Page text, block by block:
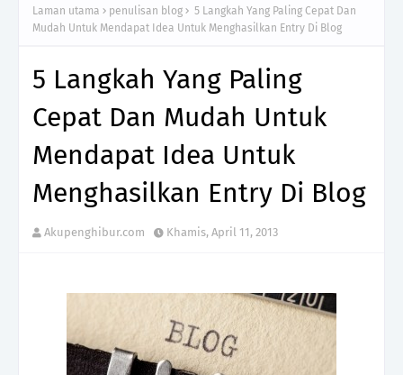
ingin menutup mulut manusia
Laman utama penulisan blog
5 Langkah Yang Paling Cepat Dan
Mudah Untuk Mendapat Idea Untuk Menghasilkan Entry Di Blog
5 Langkah Yang Paling
Cepat Dan Mudah Untuk
Mendapat Idea Untuk
Menghasilkan Entry Di Blog
Akupenghibur.com Khamis, April 11, 2013